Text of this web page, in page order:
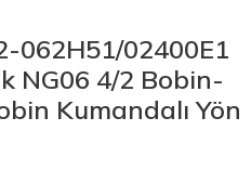
062H51/02400E1
NG06 4/2 Bobin-
Kumandalı Yön